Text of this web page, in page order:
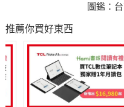
圖鑑：
推薦你買好東西